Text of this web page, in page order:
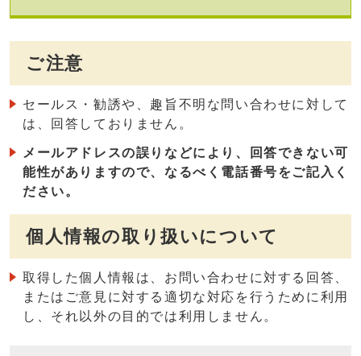
ご注意
セールス・勧誘や、趣旨不明な問い合わせに対して
は、回答しておりません。
メールアドレスの誤りなどにより、回答できない可
能性がありますので、なるべく電話番号をご記入く
ださい。
個人情報の取り扱いについて
取得した個人情報は、お問い合わせに対する回答、
またはご意見に対する適切な対応を行うために利用
し、それ以外の目的では利用しません。